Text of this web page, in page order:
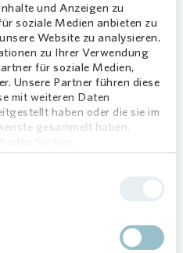
und Anzeigen zu
soziale Medien anbieten zu
Website zu analysieren.
zu Ihrer Verwendung
für soziale Medien,
Unsere Partner führen diese
mit weiteren Daten
haben oder die sie im
gesammelt haben.
Loading...
das Löschen eines
Themas kam aber
Lachen, was auf
Wir-Gefühl stärkte.